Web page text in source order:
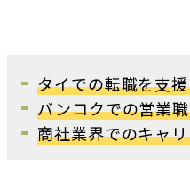
タイでの転職を支
バンコクでの営業
商社業界でのキャ